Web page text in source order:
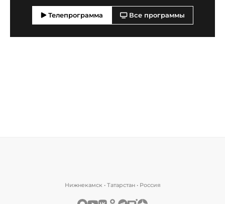
Телепрограмма Все программы
Нижнекамск • Татарстан • Россия